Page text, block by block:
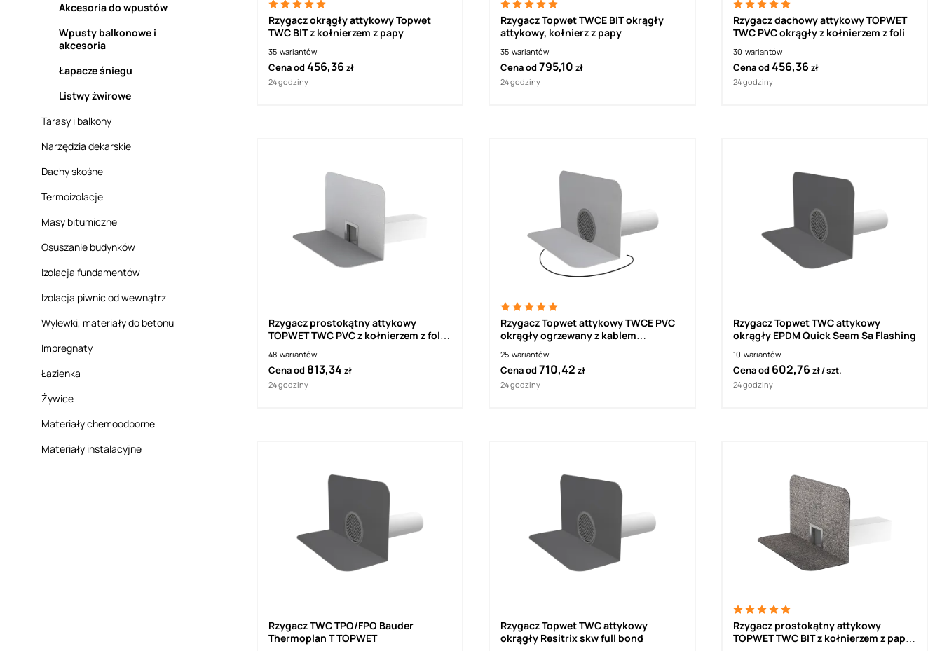
Akcesoria do wpustów
Wpusty balkonowe i
akcesoria
Łapacze śniegu
Listwy żwirowe
Tarasy i balkony
Narzędzia dekarskie
Dachy skośne
Termoizolacje
Masy bitumiczne
Osuszanie budynków
Izolacja fundamentów
Izolacja piwnic od wewnątrz
Wylewki, materiały do betonu
Impregnaty
Łazienka
Żywice
Materiały chemoodporne
Materiały instalacyjne
Rzygacz okrągły attykowy Topwet
TWC BIT z kołnierzem z papy
termozgrzewalnej
35 wariantów
Cena od456,36 zł
24 godziny
Rzygacz Topwet TWCE BIT okrągły
attykowy, kołnierz z papy
termozgrzewalnej, krata ochronna,
ogrzewany 230 V z kablem
przyłączającym
35 wariantów
Cena od795,10zł
24 godziny
Rzygacz dachowy attykowy TOPWET
TWC PVC okrągły z kołnierzem z folii
30 wariantów
Cena od456,36 zł
24 godziny
Rzygacz prostokątny attykowy
TOPWET TWC PVC z kołnierzem z folii
48 wariantów
Cena od 813,34 zł
24 godziny
Rzygacz Topwet attykowy TWCE PVC
okrągły ogrzewany z kablem
przyłączającym
25 wariantów
Cena od710,42zł
24 godziny
Rzygacz Topwet TWC attykowy
okrągły EPDM Quick Seam Sa Flashing
10 wariantów
Cena od 602,76 zł szt.
24 godziny
Rzygacz TWC TPO/FPO Bauder
Thermoplan T TOPWET
Rzygacz Topwet TWC attykowy
okrągły Resitrix skw full bond
Rzygacz prostokątny attykowy
TOPWET TWC BIT z kołnierzem z papy